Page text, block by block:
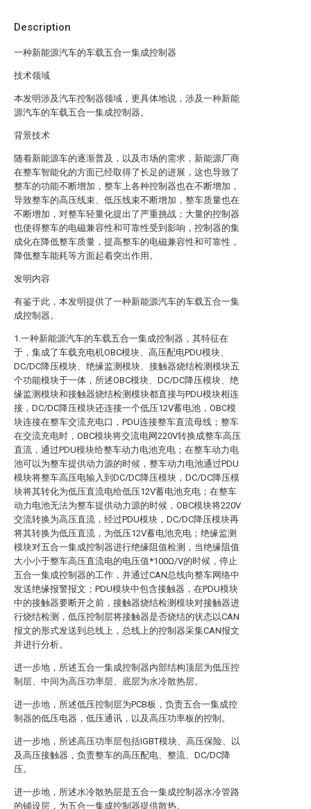
Description
一种新能源汽车的车载五合一集成控制器
技术领域
本发明涉及汽车控制器领域，更具体地说，涉及一种新能
源汽车的车载五合一集成控制器。
背景技术
随着新能源车的逐渐普及，以及市场的需求，新能源厂商
在整车智能化的方面已经取得了长足的进展，这也导致了
整车的功能不断增加，整车上各种控制器也在不断增加，
导致整车的高压线束、低压线束不断增加，整车质量也在
不断增加，对整车轻量化提出了严重挑战；大量的控制器
也使得整车的电磁兼容性和可靠性受到影响，控制器的集
成化在降低整车质量，提高整车的电磁兼容性和可靠性，
降低整车能耗等方面起着突出作用。
发明内容
有鉴于此，本发明提供了一种新能源汽车的车载五合一集
成控制器。
1.一种新能源汽车的车载五合一集成控制器，其特征在
于，集成了车载充电机OBC模块、高压配电PDU模块、
DC/DC降压模块、绝缘监测模块、接触器烧结检测模块五
个功能模块于一体，所述OBC模块、DC/DC降压模块、绝
缘监测模块和接触器烧结检测模块都直接与PDU模块相连
接，DC/DC降压模块还连接一个低压12V蓄电池，OBC模
块连接在整车交流充电口，PDU连接整车直流母线；整车
在交流充电时，OBC模块将交流电网220V转换成整车高压
直流，通过PDU模块给整车动力电池充电；在整车动力电
池可以为整车提供动力源的时候，整车动力电池通过PDU
模块将整车高压电输入到DC/DC降压模块，DC/DC降压模
块将其转化为低压直流电给低压12V蓄电池充电；在整车
动力电池无法为整车提供动力源的时候，OBC模块将220V
交流转换为高压直流，经过PDU模块，DC/DC降压模块再
将其转换为低压直流，为低压12V蓄电池充电；绝缘监测
模块对五合一集成控制器进行绝缘阻值检测，当绝缘阻值
大小小于整车高压直流电的电压值*100Ω/V的时候，停止
五合一集成控制器的工作，并通过CAN总线向整车网络中
发送绝缘报警报文；PDU模块中包含接触器，在PDU模块
中的接触器要断开之前，接触器烧结检测模块对接触器进
行烧结检测，低压控制层将接触器是否烧结的状态以CAN
报文的形式发送到总线上，总线上的控制器采集CAN报文
并进行分析。
进一步地，所述五合一集成控制器内部结构顶层为低压控
制层、中间为高压功率层、底层为水冷散热层。
进一步地，所述低压控制层为PCB板，负责五合一集成控
制器的低压电器，低压通讯，以及高压功率板的控制。
进一步地，所述高压功率层包括IGBT模块、高压保险、以
及高压接触器，负责整车的高压配电、整流、DC/DC降
压。
进一步地，所述水冷散热层是五合一集成控制器水冷管路
的铺设层，为五合一集成控制器提供散热。